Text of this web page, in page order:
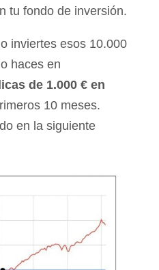
tu fondo de inversión.
inviertes esos 10.000
haces en
de 1.000 € en
10 meses.
en la siguiente